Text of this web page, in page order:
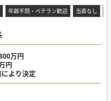
年齢不問・ベテラン歓迎 当直なし
万円
円
より決定